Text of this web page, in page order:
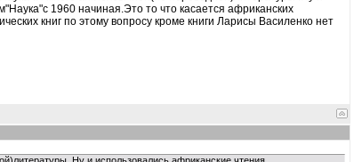
1960 начиная.Это то что касается африканских
книг по этому вопросу кроме книги Ларисы Василенко нет